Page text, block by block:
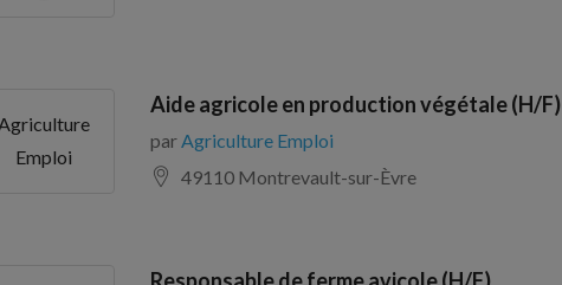
Emploi
Aide agricole en production végétale (H/F)
par Agriculture Emploi
49110 Montrevault-sur-Èvre